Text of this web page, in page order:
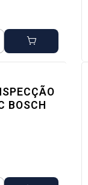
BOSCH